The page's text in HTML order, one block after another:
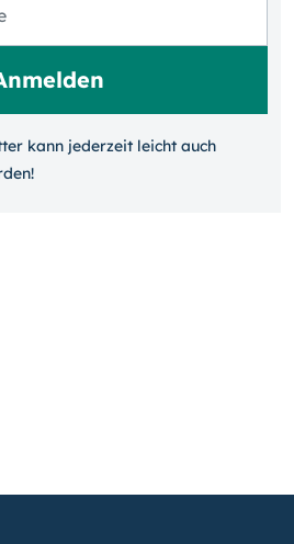
kann jeder­zeit leicht auch